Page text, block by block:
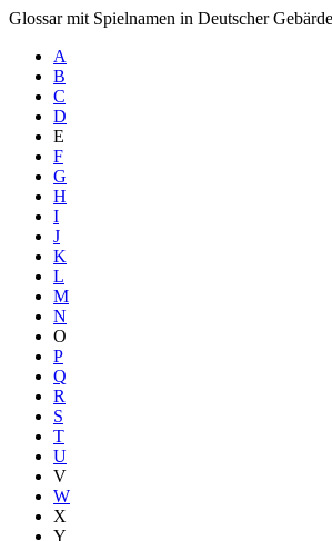
Glossar mit Spielnamen in Deutscher
A
B
C
D
E
F
G
H
I
J
K
L
M
N
O
P
Q
R
S
T
U
V
W
X
Y